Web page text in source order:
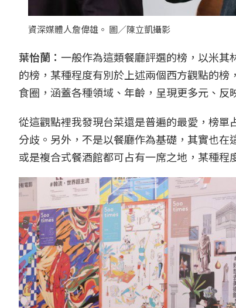
資深媒體人詹偉雄。 圖／陳立凱攝影
葉怡蘭： 一般作為這類餐廳評選的榜，以米
的榜，某種程度有別於上述兩個西方觀點的
食圈，涵蓋各種領域、年齡，呈現更多元、反
從這觀點裡我發現台菜還是普遍的最愛，榜
分歧。另外，不是以餐廳作為基礎，其實也
或是複合式餐酒館都可占有一席之地，某種